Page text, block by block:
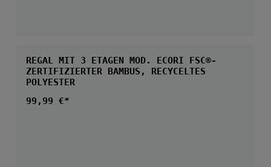
REGAL MIT 3 ETAGEN MOD. ECORI FSC®-
ZERTIFIZIERTER BAMBUS, RECYCELTES
POLYESTER
Regulärer Preis:
99,99 €*